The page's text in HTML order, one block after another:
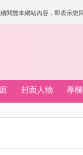
閱覽本網站內容，即表示
封面人物 專欄